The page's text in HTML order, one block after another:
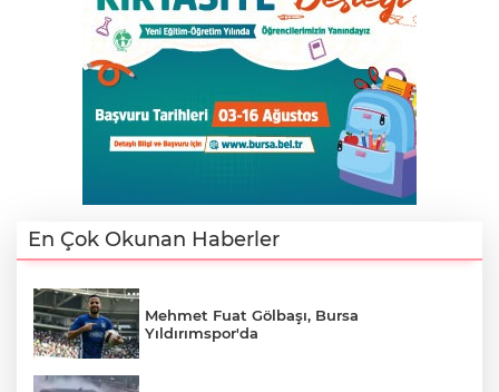
En Çok Okunan Haberler
Mehmet Fuat Gölbaşı, Bursa
Yıldırımspor'da